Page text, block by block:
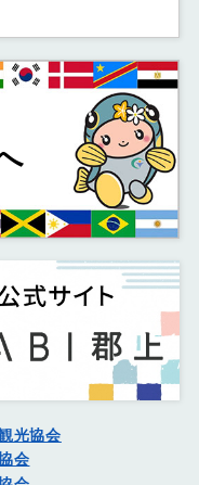
光協会
会